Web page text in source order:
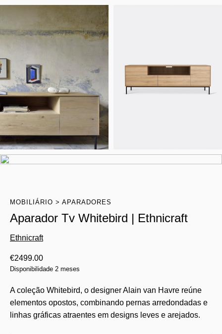
MOBILIÁRIO APARADORES
Aparador Tv Whitebird | Ethnicraft
Ethnicraft
€2499.00
Disponibilidade 2 meses
A coleção Whitebird, o designer Alain van Havre reúne
elementos opostos, combinando pernas arredondadas e
linhas gráficas atraentes em designs leves e arejados.